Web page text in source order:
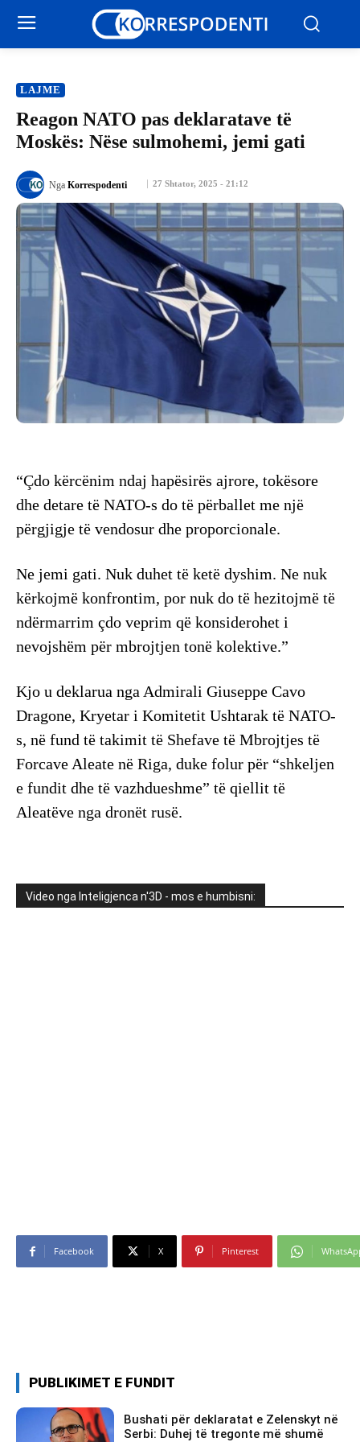
LAJME
Reagon NATO pas deklaratave të
Moskës: Nëse sulmohemi, jemi gati
27 Shtator, 2025 - 21:12
Nga Korrespodenti
“Çdo kërcënim ndaj hapësirës ajrore, tokësore
dhe detare të NATO-s do të përballet me një
përgjigje të vendosur dhe proporcionale.
Ne jemi gati. Nuk duhet të ketë dyshim. Ne nuk
kërkojmë konfrontim, por nuk do të hezitojmë të
ndërmarrim çdo veprim që konsiderohet i
nevojshëm për mbrojtjen tonë kolektive.”
Kjo u deklarua nga Admirali Giuseppe Cavo
Dragone, Kryetar i Komitetit Ushtarak të NATO-
s, në fund të takimit të Shefave të Mbrojtjes të
Forcave Aleate në Riga, duke folur për “shkeljen
e fundit dhe të vazhdueshme” të qiellit të
Aleatëve nga dronët rusë.
Video nga Inteligjenca n'3D - mos e humbisni:
Facebook X Pinterest
PUBLIKIMET E FUNDIT
Bushati për deklaratat e Zelenskyt në
Serbi: Duhej të tregonte më shumë